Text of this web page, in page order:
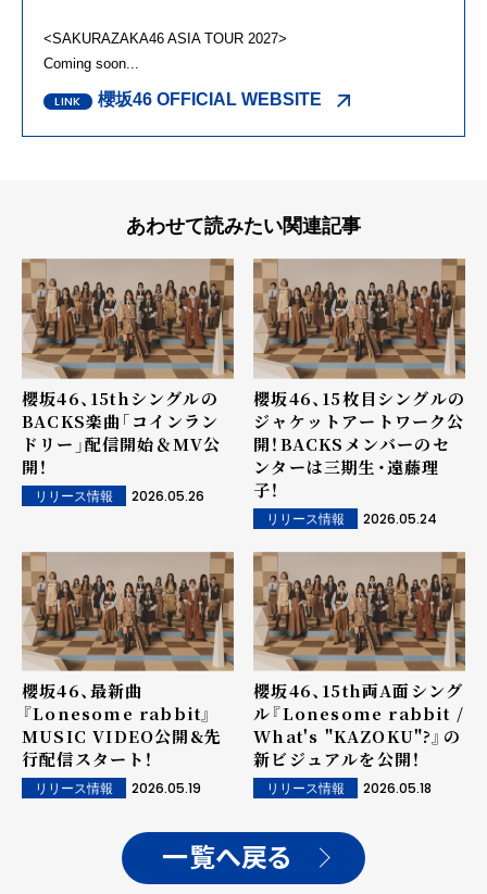
<SAKURAZAKA46 ASIA TOUR 2027>
Coming soon...
櫻坂46 OFFICIAL WEBSITE
あわせて読みたい関連記事
櫻坂46、15thシングルの
BACKS楽曲「コインラン
ドリー」配信開始＆MV公
開！
リリース情報 2026.05.26
櫻坂46、15枚目シングルの
ジャケットアートワーク公
開！BACKSメンバーのセ
ンターは三期生・遠藤理
子！
リリース情報 2026.05.24
櫻坂46、最新曲
『Lonesome rabbit』
MUSIC VIDEO公開&先
行配信スタート！
リリース情報 2026.05.19
櫻坂46、15th両A面シング
ル『Lonesome rabbit /
What's "KAZOKU"?』の
新ビジュアルを公開！
リリース情報 2026.05.18
一覧へ戻る